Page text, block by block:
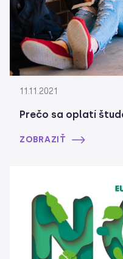
11.11.2021
Prečo sa oplatí
ZOBRAZIŤ